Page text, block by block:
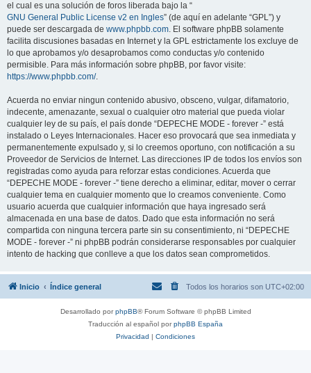
el cual es una solución de foros liberada bajo la “
GNU General Public License v2 en Ingles” (de aquí en adelante “GPL”) y
puede ser descargada de www.phpbb.com. El software phpBB solamente
facilita discusiones basadas en Internet y la GPL estrictamente los excluye de
lo que aprobamos y/o desaprobamos como conductas y/o contenido
permisible. Para más información sobre phpBB, por favor visite:
https://www.phpbb.com/.
Acuerda no enviar ningun contenido abusivo, obsceno, vulgar, difamatorio,
indecente, amenazante, sexual o cualquier otro material que pueda violar
cualquier ley de su país, el país donde “DEPECHE MODE - forever -” está
instalado o Leyes Internacionales. Hacer eso provocará que sea inmediata y
permanentemente expulsado y, si lo creemos oportuno, con notificación a su
Proveedor de Servicios de Internet. Las direcciones IP de todos los envíos son
registradas como ayuda para reforzar estas condiciones. Acuerda que
“DEPECHE MODE - forever -” tiene derecho a eliminar, editar, mover o cerrar
cualquier tema en cualquier momento que lo creamos conveniente. Como
usuario acuerda que cualquier información que haya ingresado será
almacenada en una base de datos. Dado que esta información no será
compartida con ninguna tercera parte sin su consentimiento, ni “DEPECHE
MODE - forever -” ni phpBB podrán considerarse responsables por cualquier
intento de hacking que conlleve a que los datos sean comprometidos.
Inicio Índice general Todos los horarios son UTC+02:00
Desarrollado porphpBB® Forum Software © phpBB Limited
Traducción al español porphpBB España
Privacidad | Condiciones